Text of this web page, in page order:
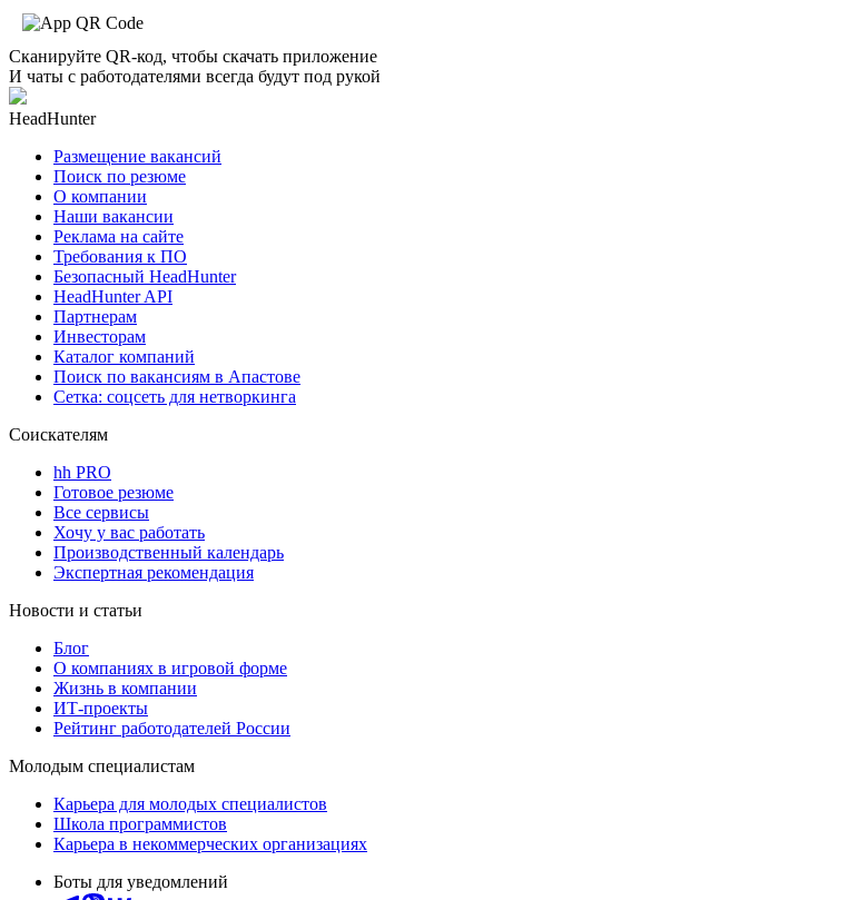
Сканируйте QR-код, чтобы скачать приложение
И чаты с работодателями всегда будут под рукой
HeadHunter
Размещение вакансий
Поиск по резюме
О компании
Наши вакансии
Реклама на сайте
Требования к ПО
Безопасный HeadHunter
HeadHunter API
Партнерам
Инвесторам
Каталог компаний
Поиск по вакансиям в Апастове
Сетка: соцсеть для нетворкинга
Соискателям
hh PRO
Готовое резюме
Все сервисы
Хочу у вас работать
Производственный календарь
Экспертная рекомендация
Новости и статьи
Блог
О компаниях в игровой форме
Жизнь в компании
ИТ-проекты
Рейтинг работодателей России
Молодым специалистам
Карьера для молодых специалистов
Школа программистов
Карьера в некоммерческих организациях
Боты для уведомлений